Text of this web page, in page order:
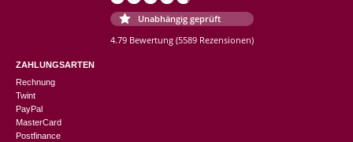
Unabhängig geprüft
4.79 Bewertung (5589 Rezensionen)
ZAHLUNGSARTEN
Rechnung
Twint
PayPal
MasterCard
Postfinance